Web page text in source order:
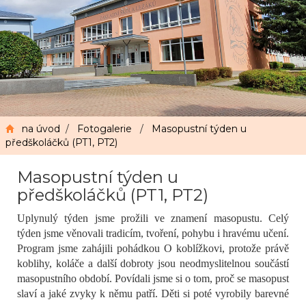
na úvod / Fotogalerie / Masopustní týden u
předškoláčků (PT1, PT2)
Masopustní týden u
předškoláčků (PT1, PT2)
Uplynulý týden jsme prožili ve znamení masopustu. Celý
týden jsme věnovali tradicím, tvoření, pohybu i hravému učení.
Program jsme zahájili pohádkou O koblížkovi, protože právě
koblihy, koláče a další dobroty jsou neodmyslitelnou součástí
masopustního období. Povídali jsme si o tom, proč se masopust
slaví a jaké zvyky k němu patří. Děti si poté vyrobily barevné